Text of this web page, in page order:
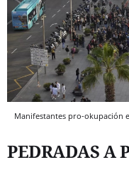
Manifestantes pro-okupación
PEDRADAS A